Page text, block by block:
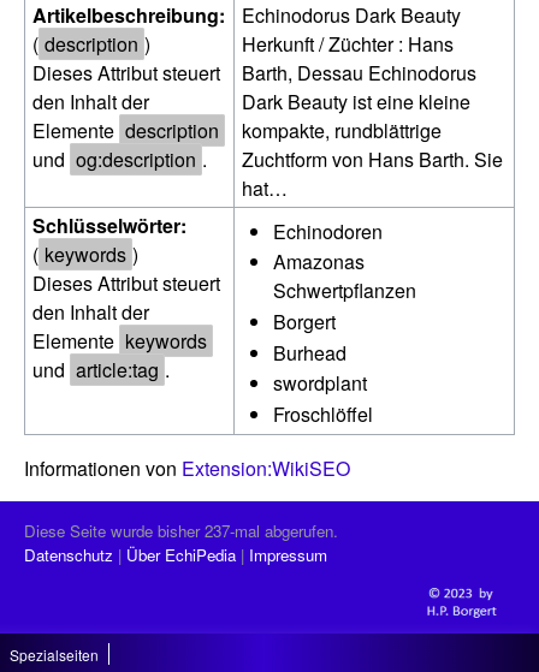
Artikelbeschreibung:
( description )
Dieses Attribut steuert
den Inhalt der
Elemente description
und og:description .
Echinodorus Dark Beauty
Herkunft / Züchter : Hans
Barth, Dessau Echinodorus
Dark Beauty ist eine kleine
kompakte, rundblättrige
Zuchtform von Hans Barth. Sie
hat…
Schlüsselwörter:
( keywords )
Dieses Attribut steuert
den Inhalt der
Elemente keywords
und article:tag .
Echinodoren
Amazonas
Schwertpflanzen
Borgert
Burhead
swordplant
Froschlöffel
Informationen von Extension:WikiSEO
Diese Seite wurde bisher 237-mal abgerufen.
Datenschutz
Über EchiPedia Impressum
Spezialseiten